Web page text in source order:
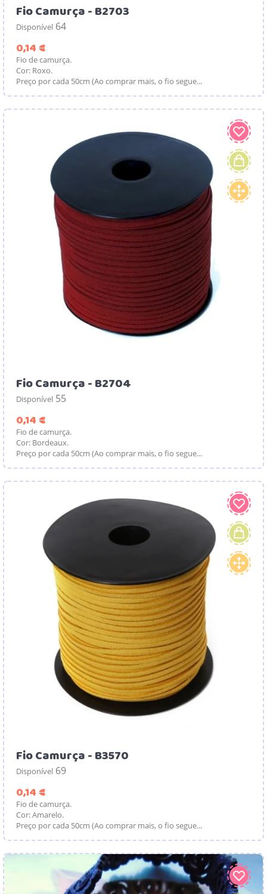
Fio Camurça - B2703
Disponível 64
0,14 €
Fio de camurça.
Cor: Roxo.
Preço por cada 50cm (Ao comprar mais, o fio segue...
Fio Camurça - B2704
Disponível 55
0,14 €
Fio de camurça.
Cor: Bordeaux.
Preço por cada 50cm (Ao comprar mais, o fio segue...
Fio Camurça - B3570
Disponível 69
0,14 €
Fio de camurça.
Cor: Amarelo.
Preço por cada 50cm (Ao comprar mais, o fio segue...